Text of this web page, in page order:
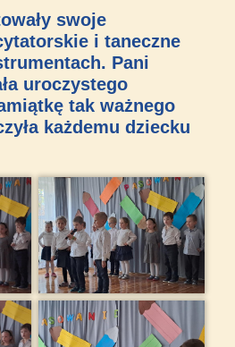
swoje
i taneczne
Pani
uroczystego
tak ważnego
każdemu dziecku